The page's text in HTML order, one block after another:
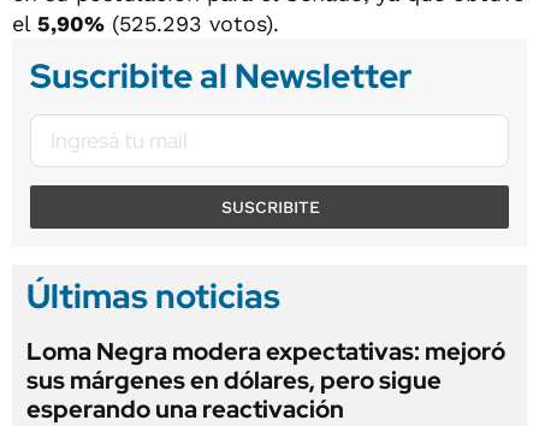
el 5,90% (525.293 votos).
Suscribite al Newsletter
SUSCRIBITE
Últimas noticias
Loma Negra modera expectativas: mejoró
sus márgenes en dólares, pero sigue
esperando una reactivación